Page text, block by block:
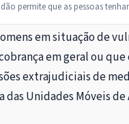
permite que as pessoas
em situação de
em geral ou
extrajudiciais de
das Unidades Móveis